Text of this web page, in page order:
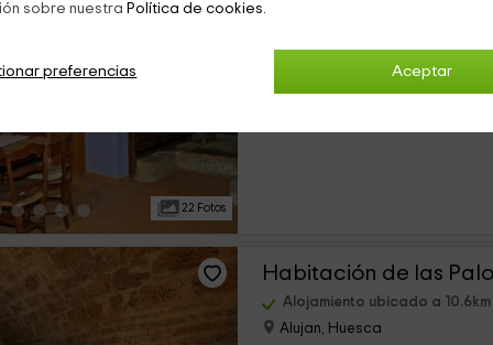
sobre nuestra Política de cookies.
Aceptar
preferencias
22 Fotos
0 opiniones
Alojamiento ubicado a
Alujan, Huesca